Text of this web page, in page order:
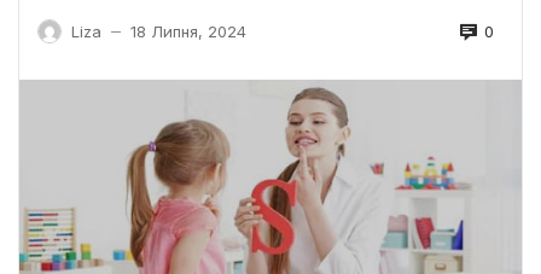
Liza — 18 Липня, 2024 0